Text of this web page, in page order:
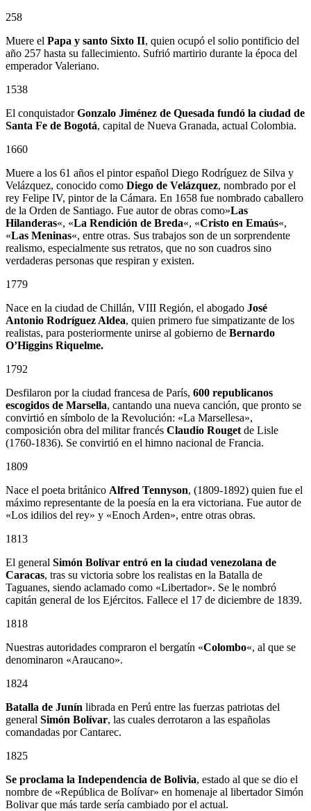
258
Muere el Papa y santo Sixto II, quien ocupó el solio pontificio del
año 257 hasta su fallecimiento. Sufrió martirio durante la época del
emperador Valeriano.
1538
El conquistadorGonzalo Jiménez de Quesada fundó la ciudad de
Santa Fe de Bogotá, capital de Nueva Granada, actual Colombia.
1660
Muere a los 61 años el pintor español Diego Rodríguez de Silva y
Velázquez, conocido como Diego de Velázquez, nombrado por el
rey Felipe IV, pintor de la Cámara. En 1658 fue nombrado caballero
de la Orden de Santiago. Fue autor de obras como»Las
Hilanderas«, «La Rendición de Breda«, «Cristo en Emaús«,
«Las Meninas«, entre otras. Sus trabajos son de un sorprendente
realismo, especialmente sus retratos, que no son cuadros sino
verdaderas personas que respiran y existen.
1779
Nace en la ciudad de Chillán, VIII Región, el abogado José
Antonio Rodríguez Aldea, quien primero fue simpatizante de los
realistas, para posteriormente unirse al gobierno de Bernardo
O’Higgins Riquelme.
1792
Desfilaron por la ciudad francesa de París, 600 republicanos
escogidos de Marsella, cantando una nueva canción, que pronto se
convirtió en símbolo de la Revolución: «La Marsellesa»,
composición obra del militar francés Claudio Rouget de Lisle
(1760-1836). Se convirtió en el himno nacional de Francia.
1809
Nace el poeta británico Alfred Tennyson, (1809-1892) quien fue el
máximo representante de la poesía en la era victoriana. Fue autor de
«Los idilios del rey» y «Enoch Arden», entre otras obras.
1813
El general Simón Bolívar entró en la ciudad venezolana de
Caracas, tras su victoria sobre los realistas en la Batalla de
Taguanes, siendo aclamado como «Libertador». Se le nombró
capitán general de los Ejércitos. Fallece el 17 de diciembre de 1839.
1818
Nuestras autoridades compraron el bergatín «Colombo«, al que se
denominaron «Araucano».
1824
Batalla de Junín librada en Perú entre las fuerzas patriotas del
general Simón Bolívar, las cuales derrotaron a las españolas
comandadas por Cantarec.
1825
Se proclama la Independencia de Bolivia, estado al que se dio el
nombre de «República de Bolívar» en homenaje al libertador Simón
Bolivar que más tarde sería cambiado por el actual.